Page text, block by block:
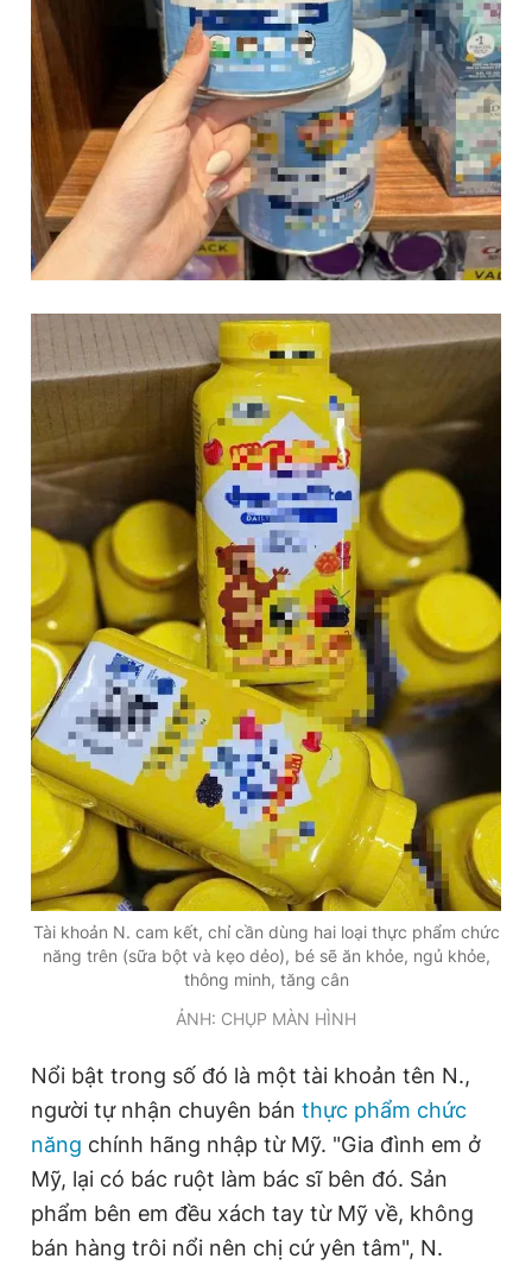
Tài khoản N. cam kết, chỉ cần dùng hai loại thực phẩm chức
năng trên (sữa bột và kẹo dẻo), bé sẽ ăn khỏe, ngủ khỏe,
thông minh, tăng cân
ẢNH: CHỤP MÀN HÌNH
Nổi bật trong số đó là một tài khoản tên N.,
người tự nhận chuyên bán thực phẩm chức
năng chính hãng nhập từ Mỹ. "Gia đình em ở
Mỹ, lại có bác ruột làm bác sĩ bên đó. Sản
phẩm bên em đều xách tay từ Mỹ về, không
bán hàng trôi nổi nên chị cứ yên tâm", N.